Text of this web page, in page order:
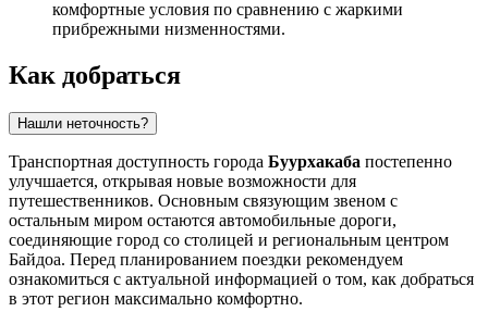
комфортные условия по сравнению с жаркими
прибрежными низменностями.
Как добраться
Нашли неточность?
Транспортная доступность города Буурхакаба постепенно
улучшается, открывая новые возможности для
путешественников. Основным связующим звеном с
остальным миром остаются автомобильные дороги,
соединяющие город со столицей и региональным центром
Байдоа. Перед планированием поездки рекомендуем
ознакомиться с актуальной информацией о том, как добраться
в этот регион максимально комфортно.